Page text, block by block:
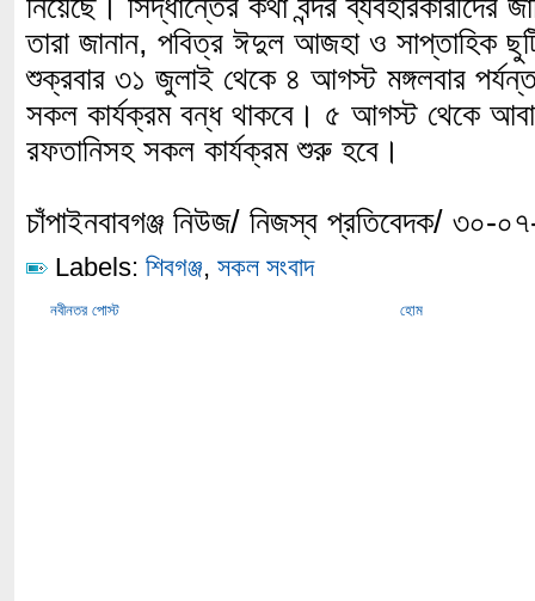
নিয়েছে। সিদ্ধান্তের কথা বন্দর ব্যবহারকারীদের
তারা জানান, পবিত্র ঈদুল আজহা ও সাপ্তাহিক
শুক্রবার ৩১ জুলাই থেকে ৪ আগস্ট মঙ্গলবার
সকল কার্যক্রম বন্ধ থাকবে। ৫ আগস্ট থেকে
রফতানিসহ সকল কার্যক্রম শুরু হবে।
চাঁপাইনবাবগঞ্জ নিউজ/ নিজস্ব প্রতিবেদক/ ৩০-
Labels: শিবগঞ্জ, সকল সংবাদ
নবীনতর পোস্ট হোম